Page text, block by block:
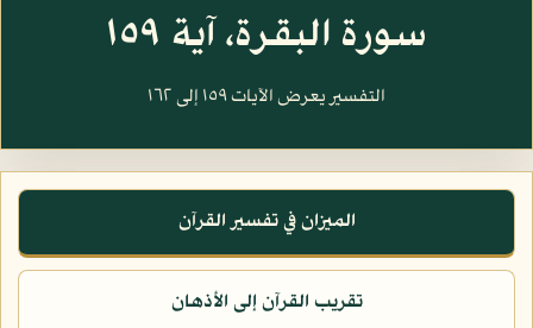
سورة البقرة، آية ١٥٩
التفسير يعرض الآيات ١٥٩ إلى ١٦٢
الميزان في تفسير القرآن
تقريب القرآن إلى الأذهان